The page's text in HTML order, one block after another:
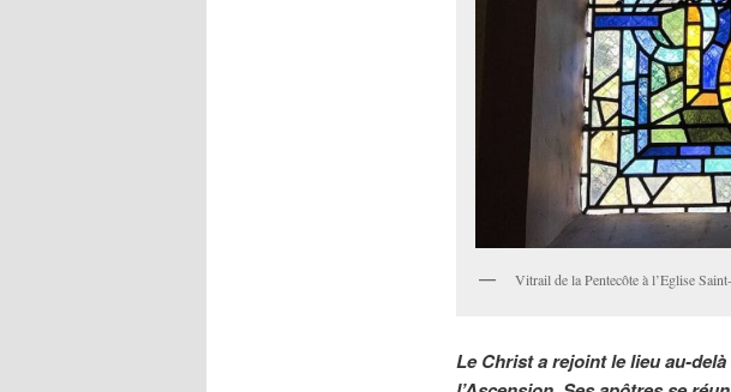
Vitrail de la Pentecôte à l’Eglise
Le Christ a rejoint le lieu au-